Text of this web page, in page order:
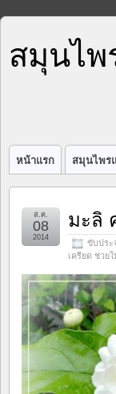
สมุนไพ
หน้าแรก สมุนไพร
มะลิ
ขับประ
เครียด ช่วย
ส.ค.
08
2014